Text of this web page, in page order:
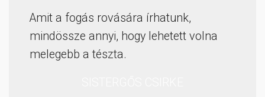
Amit a fogás rovására írhatunk,
mindössze annyi, hogy lehetett volna
melegebb a tészta.